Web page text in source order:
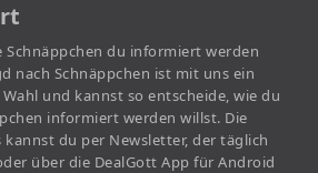
Schnäppchen du informiert werden
nach Schnäppchen ist mit uns ein
und kannst so entscheide, wie du
informiert werden willst. Die
kannst du per Newsletter, der täglich
über die DealGott App für Android